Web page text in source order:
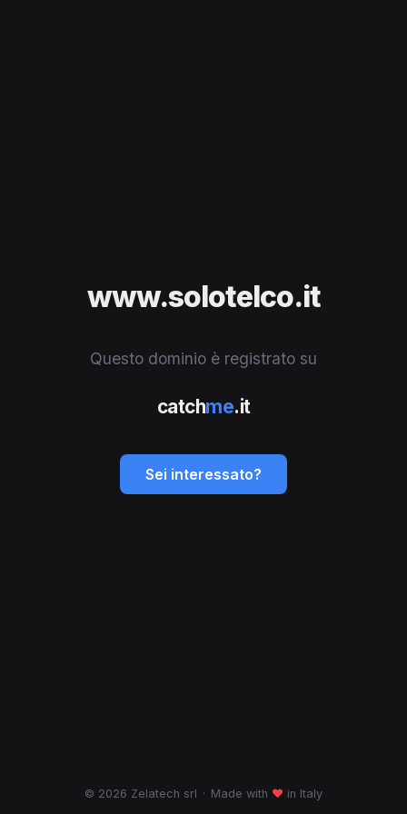
www.solotelco.it
Questo dominio è registrato su
catchme.it
Sei interessato?
© 2026 Zelatech srl · Made with ♥ in Italy